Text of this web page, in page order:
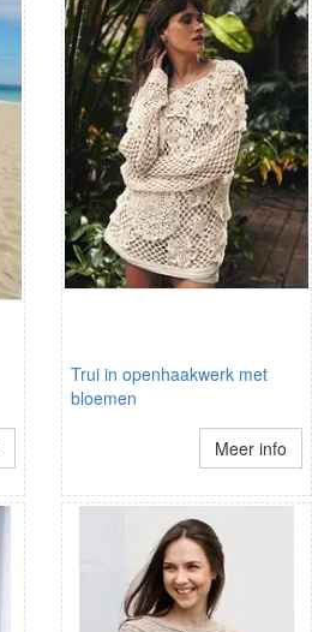
Trui in openhaakwerk met
bloemen
Meer info